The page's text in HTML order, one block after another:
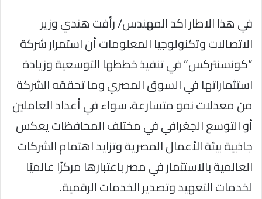
في هذا الاطار اكد المهندس/ رأفت هندي وزير
الاتصالات وتكنولوجيا المعلومات أن استمرار شركة
“كونسنتركس” في تنفيذ خططها التوسعية وزيادة
استثماراتها في السوق المصري وما تحققه الشركة
من معدلات نمو متسارعة، سواء في أعداد العاملين
أو التوسع الجغرافي في مختلف المحافظات يعكس
جاذبية بيئة الأعمال المصرية وتزايد اهتمام الشركات
العالمية بالاستثمار في مصر باعتبارها مركزًا عالميًا
لخدمات التعهيد وتصدير الخدمات الرقمية.